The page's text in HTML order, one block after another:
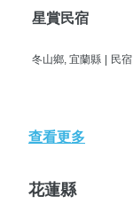
星賞民宿
冬山鄉, 宜蘭縣 民宿
查看更多
花蓮縣